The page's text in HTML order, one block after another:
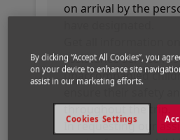
on arrival by the
assistance service
unaccompanied
throughout the trip.
In requesting our
By clicking “Accept All Cookies”, you
on your device to enhance site
assist in our marketing efforts.
Cookies Settings